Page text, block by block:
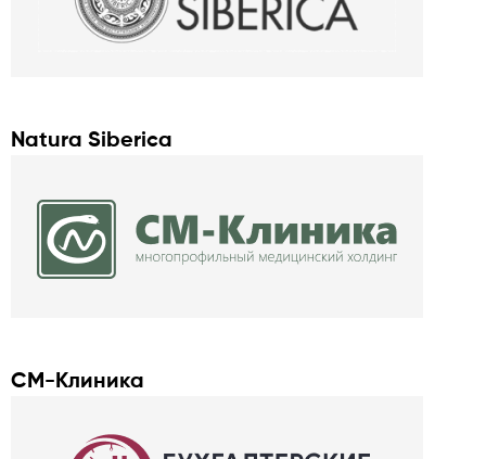
Natura Siberica
СM-Клиника